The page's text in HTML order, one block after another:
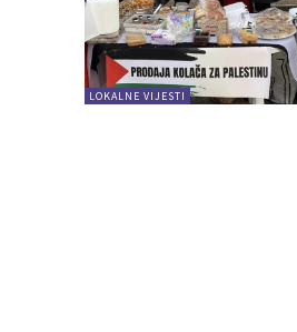
LOKALNE VIJESTI